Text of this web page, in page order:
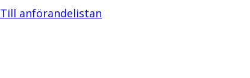
Till anförandelistan